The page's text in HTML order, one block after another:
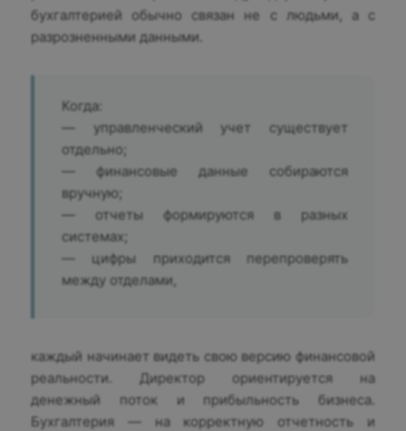
бухгалтерией обычно связан не с людьми, а с
разрозненными данными.
Когда:
— управленческий учет существует
отдельно;
— финансовые данные собираются
вручную;
— отчеты формируются в разных
системах;
— цифры приходится перепроверять
между отделами,
каждый начинает видеть свою версию финансовой
реальности. Директор ориентируется на
денежный поток и прибыльность бизнеса.
Бухгалтерия — на корректную отчетность и